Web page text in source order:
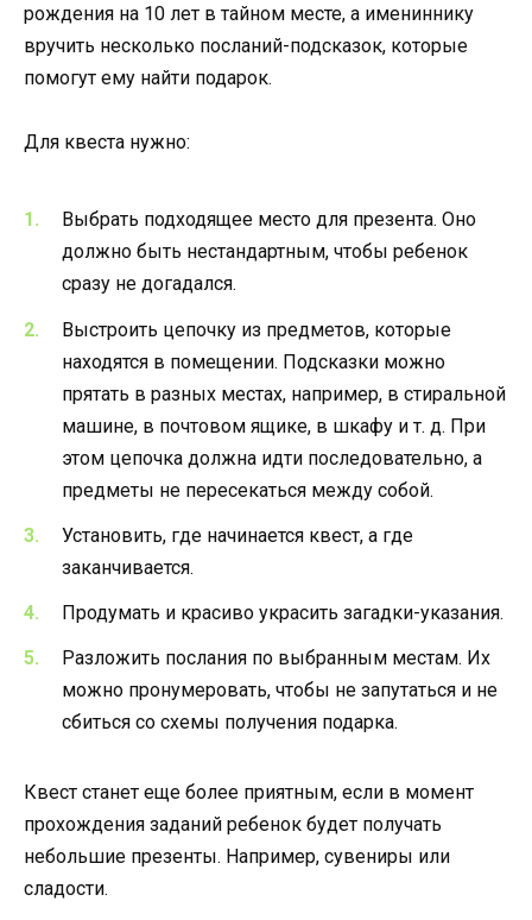
рождения на 10 лет в тайном месте, а имениннику
вручить несколько посланий-подсказок, которые
помогут ему найти подарок.
Для квеста нужно:
Выбрать подходящее место для презента. Оно
должно быть нестандартным, чтобы ребенок
сразу не догадался.
Выстроить цепочку из предметов, которые
находятся в помещении. Подсказки можно
прятать в разных местах, например, в стиральной
машине, в почтовом ящике, в шкафу и т. д. При
этом цепочка должна идти последовательно, а
предметы не пересекаться между собой.
Установить, где начинается квест, а где
заканчивается.
Продумать и красиво украсить загадки-указания.
Разложить послания по выбранным местам. Их
можно пронумеровать, чтобы не запутаться и не
сбиться со схемы получения подарка.
Квест станет еще более приятным, если в момент
прохождения заданий ребенок будет получать
небольшие презенты. Например, сувениры или
сладости.